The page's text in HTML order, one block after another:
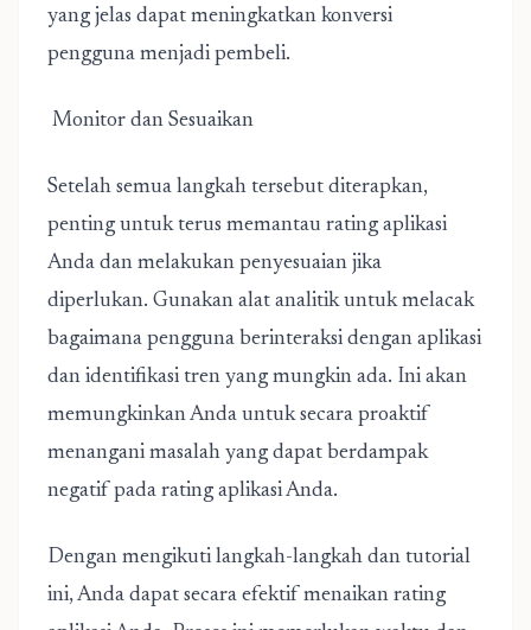
yang jelas dapat meningkatkan konversi
pengguna menjadi pembeli.
Monitor dan Sesuaikan
Setelah semua langkah tersebut diterapkan,
penting untuk terus memantau rating aplikasi
Anda dan melakukan penyesuaian jika
diperlukan. Gunakan alat analitik untuk melacak
bagaimana pengguna berinteraksi dengan aplikasi
dan identifikasi tren yang mungkin ada. Ini akan
memungkinkan Anda untuk secara proaktif
menangani masalah yang dapat berdampak
negatif pada rating aplikasi Anda.
Dengan mengikuti langkah-langkah dan tutorial
ini, Anda dapat secara efektif menaikan rating